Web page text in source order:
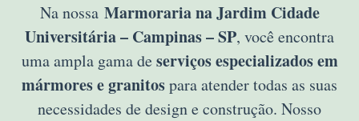
Na nossa Marmoraria na Jardim Cidade
Universitária – Campinas – SP, você encontra
uma ampla gama de serviços especializados em
mármores e granitospara atender todas as suas
necessidades de design e construção. Nosso